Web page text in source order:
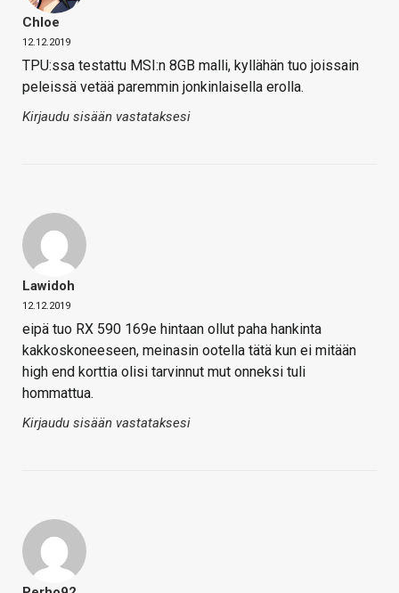
Chloe
12.12.2019
TPU:ssa testattu MSI:n 8GB malli, kyllähän tuo joissain
peleissä vetää paremmin jonkinlaisella erolla.
Kirjaudu sisään vastataksesi
Lawidoh
12.12.2019
eipä tuo RX 590 169e hintaan ollut paha hankinta
kakkoskoneeseen, meinasin ootella tätä kun ei mitään
high end korttia olisi tarvinnut mut onneksi tuli
hommattua.
Kirjaudu sisään vastataksesi